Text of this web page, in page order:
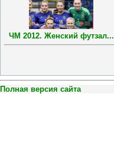
ЧМ 2012. Женский футзал...
Полная версия сайта